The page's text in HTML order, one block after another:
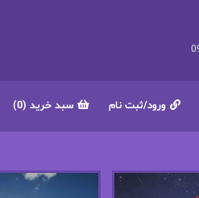
ورود/ثبت نام سبد خرید (0)